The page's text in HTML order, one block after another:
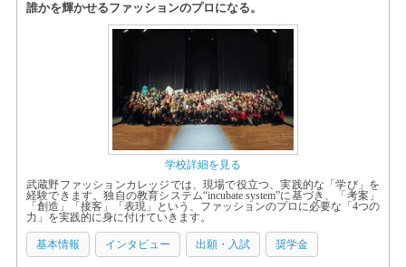
誰かを輝かせるファッションのプロになる。
学校詳細を見る
武蔵野ファッションカレッジでは、現場で役立つ、実践的な「学び」を
経験できます。独自の教育システム“incubate system”に基づき、「考案」
「創造」「接客」「表現」という、ファッションのプロに必要な「4つの
力」を実践的に身に付けていきます。
基本情報 インタビュー 出願・入試 奨学金